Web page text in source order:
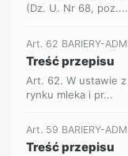
(Dz. U. Nr 68, poz....
Art. 62 BARIERY-
Treść przepisu
Art. 62. W ustawie
rynku mleka i pr...
Art. 59 BARIERY-
Treść przepisu